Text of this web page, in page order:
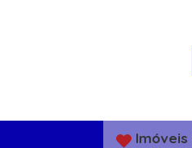
Imóveis